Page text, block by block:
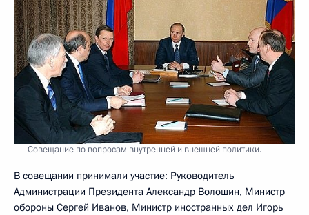
Совещание по вопросам внутренней и внешней политики.
В совещании принимали участие: Руководитель
Администрации Президента Александр Волошин, Министр
обороны Сергей Иванов, Министр иностранных дел Игорь